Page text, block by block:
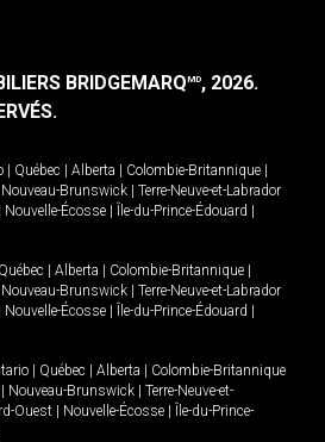
BRIDGEMARQMD, 2026.
Québec Alberta Colombie-Britannique
Nouveau-Brunswick
Terre-Neuve-et-Labrador
Nouvelle-Écosse Île-du-Prince-Édouard
Québec Alberta Colombie-Britannique
Nouveau-Brunswick
Terre-Neuve-et-Labrador
Nouvelle-Écosse Île-du-Prince-Édouard
Québec Alberta
Colombie-Britannique
Nouveau-Brunswick
Terre-Neuve-et-
Ouest Nouvelle-Écosse
Île-du-Prince-